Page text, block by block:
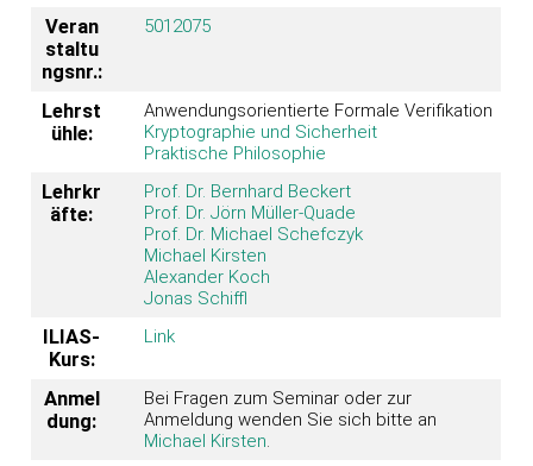
Veran
staltu
ngsnr.:
5012075
Lehrst
ühle:
Anwendungsorientierte Formale Verifikation
Kryptographie und Sicherheit
Praktische Philosophie
Lehrkr
äfte:
Prof. Dr. Bernhard Beckert
Prof. Dr. Jörn Müller-Quade
Prof. Dr. Michael Schefczyk
Michael Kirsten
Alexander Koch
Jonas Schiffl
ILIAS-
Kurs:
Link
Anmel
dung:
Bei Fragen zum Seminar oder zur
Anmeldung wenden Sie sich bitte an
Michael Kirsten